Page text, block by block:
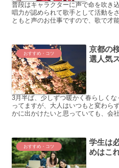
普段はキャラクターに声で命を吹き
唱力が認められて歌手として活動を
ともと声のお仕事ですので、歌で才
おすすめ・コツ
京都の
選人気
3月半ば、少しずつ暖かく春らしく
ってますが、大人はいつもと変わら
かに出かけたいと思っていても、会
おすすめ・コツ
学生は
めはこ